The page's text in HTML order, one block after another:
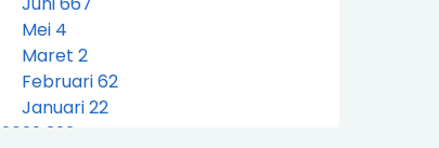
Mei 4
Maret2
Februari62
Januari22
2022 322